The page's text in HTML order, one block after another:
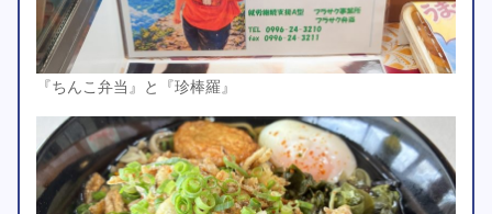
『ちんこ弁当』と『珍棒羅』